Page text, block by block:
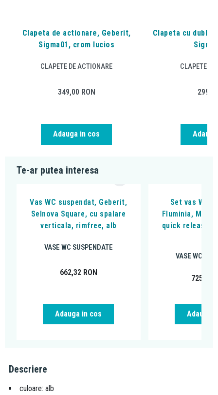
Clapeta de actionare, Geberit,
Sigma01, crom lucios
CLAPETE DE ACTIONARE
349,00 RON
Adauga in cos
Clapeta cu dubla
CLAPETE
Te-ar putea interesa
Vas WC suspendat, Geberit,
Selnova Square, cu spalare
verticala, rimfree, alb
VASE WC SUSPENDATE
662,32 RON
Adauga in cos
Set vas WC
Fluminia,
quick release
VASE WC
725,00
Adauga
Descriere
culoare: alb